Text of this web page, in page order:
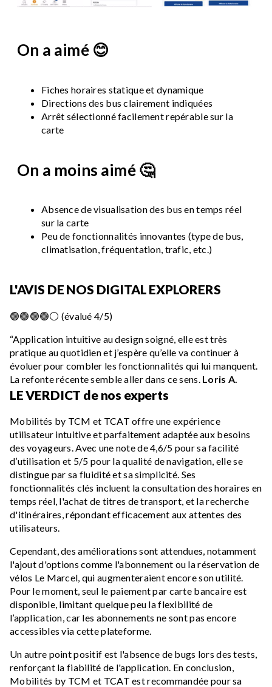
On a aimé 😊
Fiches horaires statique et dynamique
Directions des bus clairement indiquées
Arrêt sélectionné facilement repérable sur la
carte
On a moins aimé 🤔
Absence de visualisation des bus en temps réel
sur la carte
Peu de fonctionnalités innovantes (type de bus,
climatisation, fréquentation, trafic, etc.)
L'AVIS DE NOS DIGITAL EXPLORERS
🟢🟢🟢🟢⚪ (évalué 4/5)
“Application intuitive au design soigné, elle est très
pratique au quotidien et j’espère qu’elle va continuer à
évoluer pour combler les fonctionnalités qui lui manquent.
La refonte récente semble aller dans ce sens. Loris A.
LE VERDICT de nos experts
Mobilités by TCM et TCAT offre une expérience
utilisateur intuitive et parfaitement adaptée aux besoins
des voyageurs. Avec une note de 4,6/5 pour sa facilité
d’utilisation et 5/5 pour la qualité de navigation, elle se
distingue par sa fluidité et sa simplicité. Ses
fonctionnalités clés incluent la consultation des horaires en
temps réel, l'achat de titres de transport, et la recherche
d'itinéraires, répondant efficacement aux attentes des
utilisateurs.
Cependant, des améliorations sont attendues, notamment
l'ajout d'options comme l'abonnement ou la réservation de
vélos Le Marcel, qui augmenteraient encore son utilité.
Pour le moment, seul le paiement par carte bancaire est
disponible, limitant quelque peu la flexibilité de
l’application, car les abonnements ne sont pas encore
accessibles via cette plateforme.
Un autre point positif est l'absence de bugs lors des tests,
renforçant la fiabilité de l'application. En conclusion,
Mobilités by TCM et TCAT est recommandée pour sa